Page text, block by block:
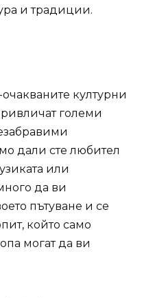
и традиции.
културни
големи
дали сте любител
или
да ви
пътуване и се
който само
могат да ви